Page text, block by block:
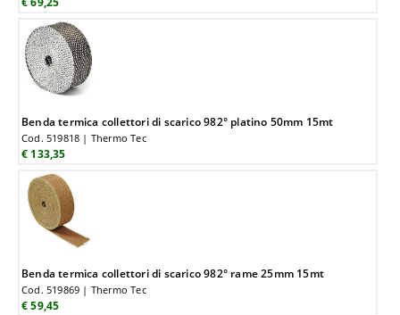
Benda termica collettori di scarico 982° platino 50mm 15mt
Cod. 519818 | Thermo Tec
€ 133,35
Benda termica collettori di scarico 982° rame 25mm 15mt
Cod. 519869 | Thermo Tec
€ 59,45